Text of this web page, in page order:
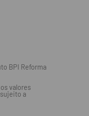
BPI Reforma
valores
a